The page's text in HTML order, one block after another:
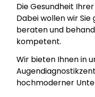
Die Gesundheit
Dabei wollen wir
beraten und
kompetent.
Wir bieten Ihnen in
hochmoderner